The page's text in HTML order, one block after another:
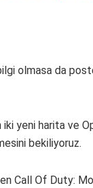
olmasa da
yeni harita ve
bekiliyoruz.
Call Of Duty: